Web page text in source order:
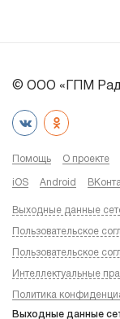
© ООО «ГПМ
Помощь О проекте
iOS Android
Выходные данные
Пользовательское
Пользовательское
Интеллектуальные
Политика
Выходные данные